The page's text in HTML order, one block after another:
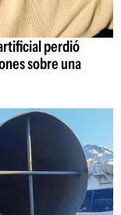
perdió
sobre una